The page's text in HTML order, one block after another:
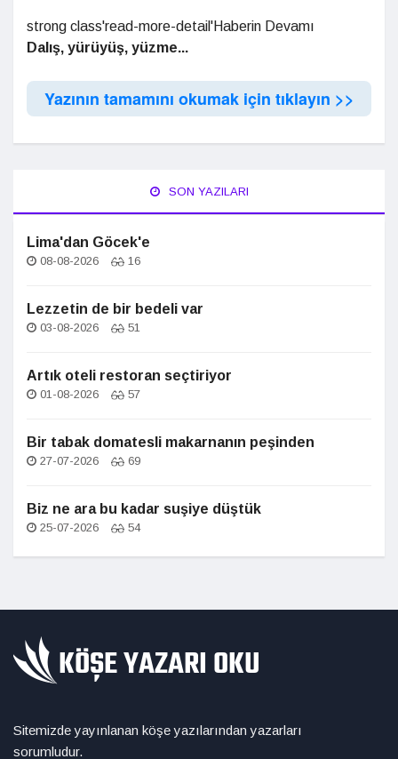
strong class'read-more-detail'Haberin Devamı
Dalış, yürüyüş, yüzme...
Yazının tamamını okumak için tıklayın >>
SON YAZILARI
Lima'dan Göcek'e
08-08-2026 16
Lezzetin de bir bedeli var
03-08-2026 51
Artık oteli restoran seçtiriyor
01-08-2026 57
Bir tabak domatesli makarnanın peşinden
27-07-2026 69
Biz ne ara bu kadar suşiye düştük
25-07-2026 54
Sitemizde yayınlanan köşe yazılarından yazarları
sorumludur.